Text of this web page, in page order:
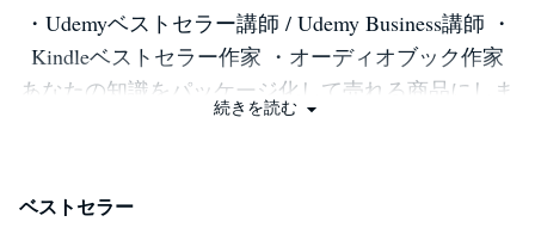
・Udemyベストセラー講師 / Udemy Business講師 ・
Kindleベストセラー作家 ・オーディオブック作家
あなたの知識をパッケージ化して売れる商品にしま
す 年間16億円以上を売る会社のWEBマーケター。
続きを読む
ベストセラー